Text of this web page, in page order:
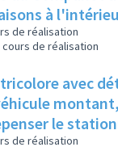
à
de réalisation
de réalisation
avec
le
de réalisation